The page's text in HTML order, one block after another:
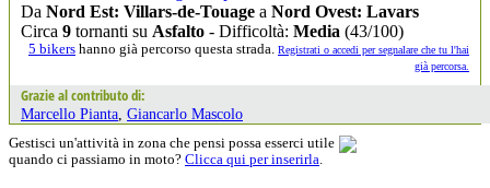
Da Nord Est: Villars-de-Touage a Nord Ovest: Lavars
Circa 9 tornanti su Asfalto - Difficoltà: Media (43/100)
5 bikers hanno già percorso questa strada. Registrati o accedi per segnalare che tu l'hai
già percorsa.
Grazie al contributo di:
Marcello Pianta Giancarlo Mascolo
Gestisci un'attività in zona che pensi possa esserci utile
quando ci passiamo in moto? Clicca qui per inserirla.